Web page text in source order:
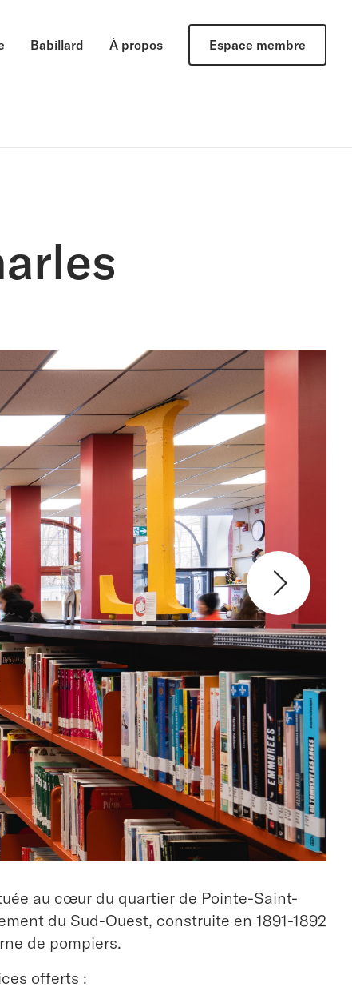
Babillard À propos Espace membre
au cœur du quartier de Pointe-Saint-
du Sud-Ouest, construite en 1891-1892
de pompiers.
offerts :